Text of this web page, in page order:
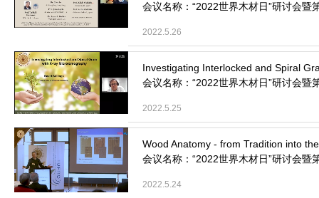
会议名称：“2022世界木材日”研讨会
2022.5.26
会议名称：“2022世界木材日”研讨会
2022.5.25
会议名称：“2022世界木材日”研讨会
2022.5.24